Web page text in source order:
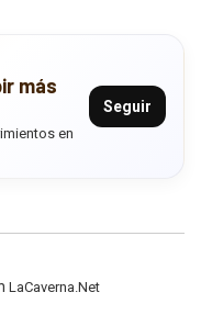
más
en
Seguir
LaCaverna.Net